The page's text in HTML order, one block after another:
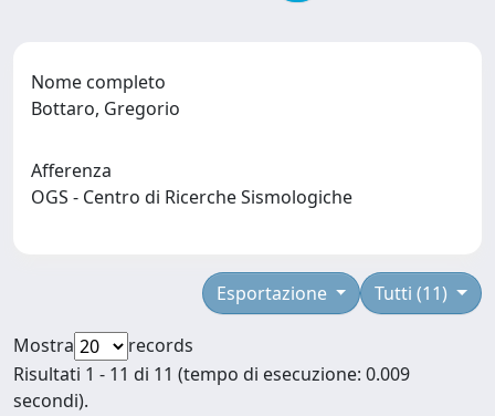
Nome completo
Bottaro, Gregorio
Afferenza
OGS - Centro di Ricerche Sismologiche
Tutti (11)
Esportazione
Mostra
records
Risultati 1 - 11 di 11 (tempo di esecuzione: 0.009
secondi).